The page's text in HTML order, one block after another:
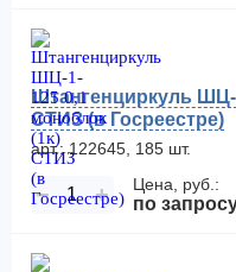
Штангенциркуль ШЦ-
СТИЗ (в Госреестре)
арт.: 122645, 185 шт.
− + Цена, руб.:
по